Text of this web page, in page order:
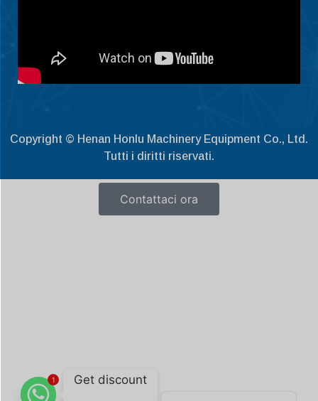
Copyright © Henan Honlu Machinery Equipment Co., Ltd.
Tutti i diritti riservati.
Contattaci oraNederlands
Македонски јазик
Slovenščina
Latviešu valoda
1 Get discount